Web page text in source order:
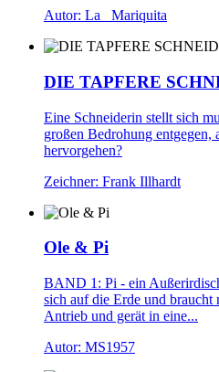
Autor: La _Mariquita
DIE TAPFERE
Eine Schneiderin stellt sich
großen Bedrohung entgegen,
hervorgehen?
Zeichner: Frank Illhardt
Ole & Pi
BAND 1: Pi - ein
sich auf die Erde und braucht
Antrieb und gerät in eine...
Autor: MS1957